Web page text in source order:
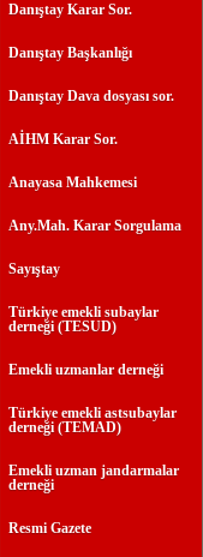
Danıştay Karar Sor.
Danıştay Başkanlığı
Danıştay Dava dosyası sor.
AİHM Karar Sor.
Anayasa Mahkemesi
Any.Mah. Karar Sorgulama
Sayıştay
Türkiye emekli subaylar
derneği (TESUD)
Emekli uzmanlar derneği
Türkiye emekli astsubaylar
derneği (TEMAD)
Emekli uzman jandarmalar
derneği
Resmi Gazete